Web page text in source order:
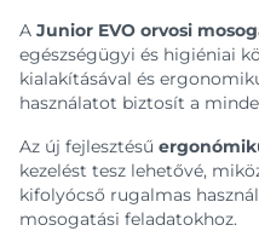
A Junior EVO orvosi
egészségügyi és higiéniai
kialakításával és
használatot biztosít a
Az új fejlesztésű
kezelést tesz lehetővé,
kifolyócső rugalmas
mosogatási feladatokhoz.